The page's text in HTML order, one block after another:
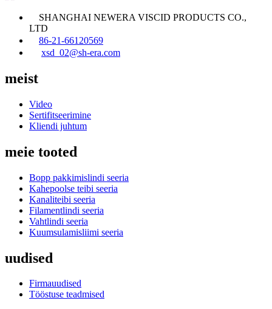
SHANGHAI NEWERA VISCID PRODUCTS CO.,
LTD
86-21-66120569
xsd_02@sh-era.com
meist
Video
Sertifitseerimine
Kliendi juhtum
meie tooted
Bopp pakkimislindi seeria
Kahepoolse teibi seeria
Kanaliteibi seeria
Filamentlindi seeria
Vahtlindi seeria
Kuumsulamisliimi seeria
uudised
Firmauudised
Tööstuse teadmised